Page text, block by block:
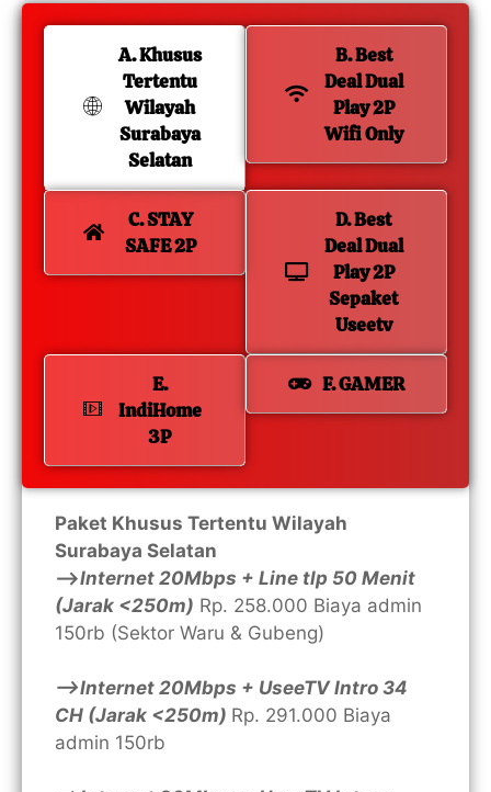
A. Khusus
Tertentu
Wilayah
Surabaya
Selatan
B. Best
Deal Dual
Play 2P
Wifi Only
C. STAY
SAFE 2P
D. Best
Deal Dual
Play 2P
Sepaket
Useetv
E.
IndiHome
3P
F. GAMER
Paket Khusus Tertentu Wilayah
Surabaya Selatan
—>Internet 20Mbps + Line tlp 50 Menit
(Jarak <250m) Rp. 258.000 Biaya admin
150rb (Sektor Waru & Gubeng)
—>Internet 20Mbps + UseeTV Intro 34
CH (Jarak <250m) Rp. 291.000 Biaya
admin 150rb